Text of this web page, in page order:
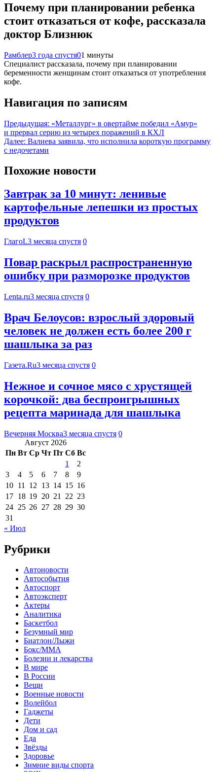
Почему при планировании ребенка
стоит отказаться от кофе, рассказала
доктор Близнюк
Рамблер3 года спустя01 минуты
Специалист рассказала, почему при планировании
беременности женщинам стоит отказаться от употребления
кофе.
Навигация по записям
Предыдущая: «Металлург» в овертайме победил «Амур»
и прервал серию из четырех поражений в КХЛ
Далее: Валиева заявила, что исполнила короткую программу
с недочетами
Похожие новости
Завтрак за 10 минут: ленивые
картофельные лепешки из простых
продуктов
ГлагоL3 месяца спустя 0
Повар раскрыл распространенную
ошибку при разморозке продуктов
Lenta.ru3 месяца спустя 0
Врач Белоусов: взрослый здоровый
человек не должен есть более 200 г
шашлыка за раз
Газета.Ru3 месяца спустя 0
Нежное и сочное мясо с хрустящей
корочкой: два беспроигрышных
рецепта маринада для шашлыка
Вечерняя Москва3 месяца спустя 0
Август 2026
Пн Вт Ср Чт Пт Сб Вс
1
2
3
4 5 6 7 8
9
10 11 12 13 14 15 16
17 18 19 20 21 22 23
24 25 26 27 28 29 30
31
« Июл
Рубрики
Автоновости
Автособытия
Автоспорт
Автоэксперт
Актеры
Аналитика
Баскетбол
Безумный мир
Биатлон/Лыжи
Бокс/MMA
Болезни и лекарства
В мире
В России
Вещи
Военные новости
Волейбол
Гаджеты
Дети
Дом и сад
Еда
Звёзды
Здоровье
Зимние виды спорта